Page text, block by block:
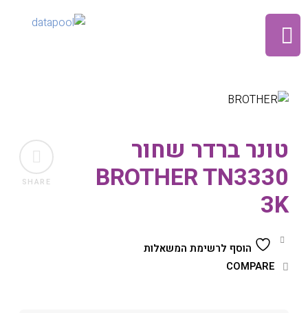
SHARE
טונר ברדר שחור
BROTHER TN3330
3K
הוסף לרשימת המשאלות
COMPARE